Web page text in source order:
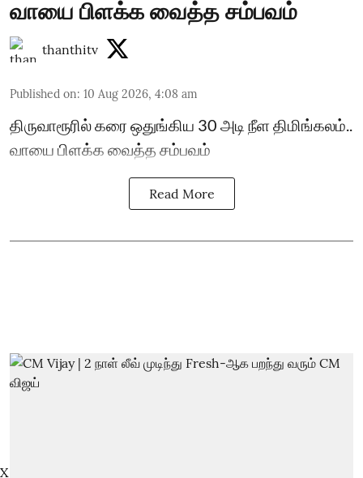
வாயை பிளக்க வைத்த சம்பவம்
thanthitv
Published on: 10 Aug 2026, 4:08 am
திருவாரூரில் கரை ஒதுங்கிய 30 அடி நீள திமிங்கலம்..
வாயை பிளக்க வைத்த சம்பவம்
Read More
X